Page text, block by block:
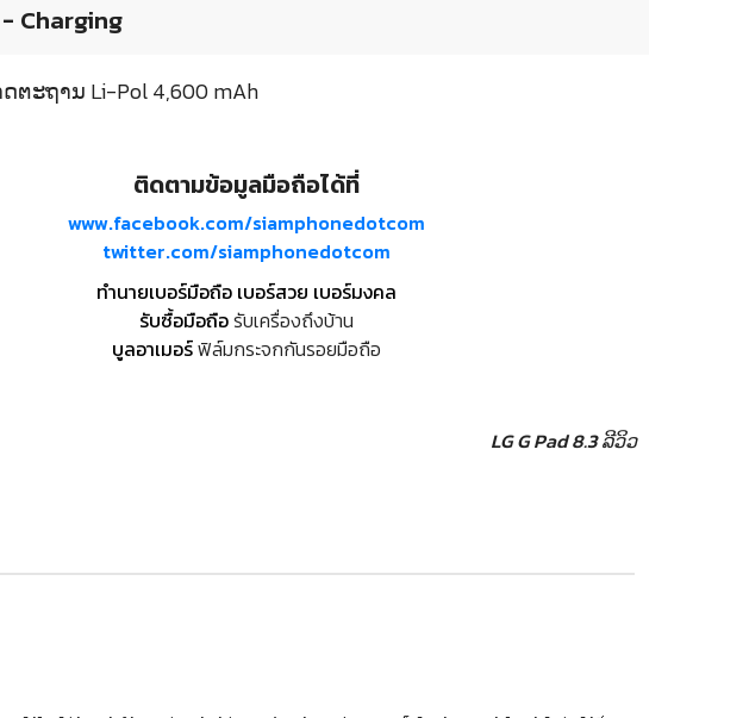
Charging
ຕະຖານ Li-Pol 4,600 mAh
ติดตามข้อมูลมือถือได้ที่
www.facebook.com/siamphonedotcom
twitter.com/siamphonedotcom
ทำนายเบอร์มือถือ เบอร์สวย เบอร์มงคล
รับซื้อมือถือรับเครื่องถึงบ้าน
บูลอาเมอร์ฟิล์มกระจกกันรอยมือถือ
LG G Pad 8.3 ລີວິວ